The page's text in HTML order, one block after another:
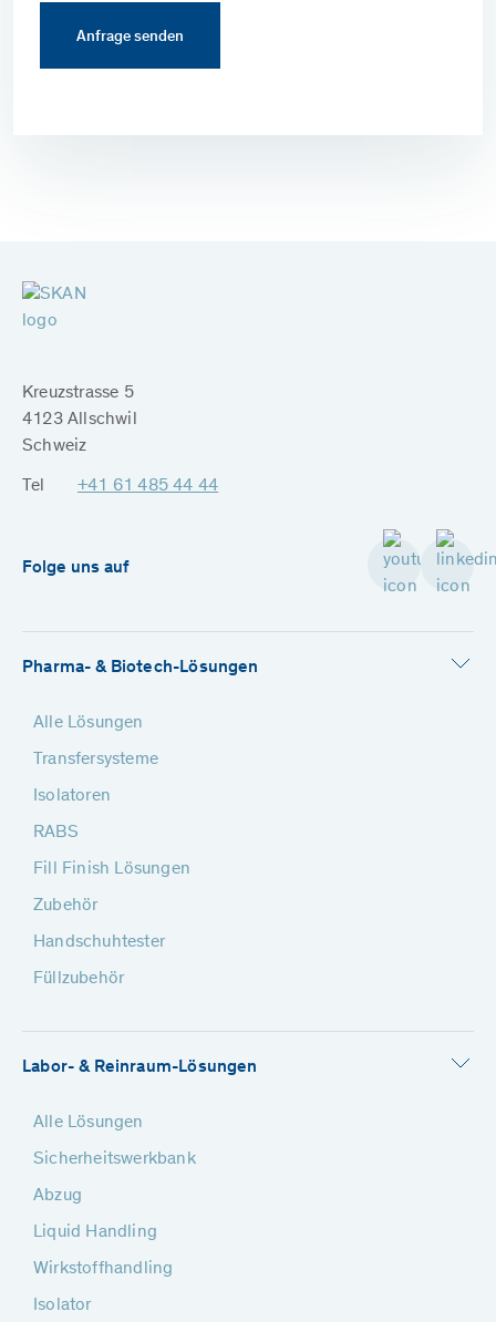
Kreuzstrasse 5
4123 Allschwil
Schweiz
Tel +41 61 485 44 44
Folge uns auf
Pharma- & Biotech-Lösungen
Alle Lösungen
Transfersysteme
Isolatoren
RABS
Fill Finish Lösungen
Zubehör
Handschuhtester
Füllzubehör
Labor- & Reinraum-Lösungen
Alle Lösungen
Sicherheitswerkbank
Abzug
Liquid Handling
Wirkstoffhandling
Isolator